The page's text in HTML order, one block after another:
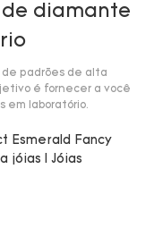
de diamante
de padrões de alta
é fornecer a você
em laboratório.